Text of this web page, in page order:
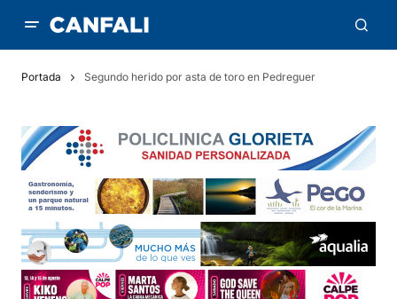
Portada Segundo herido por asta de toro en Pedreguer